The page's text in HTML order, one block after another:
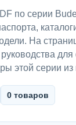
по серии
На
этой серии из
0 товаров